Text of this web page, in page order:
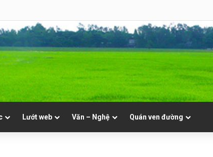
Lướt web Văn – Nghệ Quán ven đường